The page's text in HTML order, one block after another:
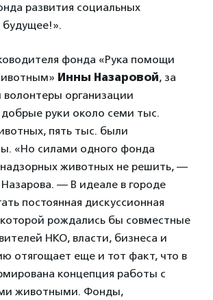
развития социальных
будущее!».
фонда «Рука помощи
Инны Назаровой, за
организации
руки около семи тыс.
пять тыс. были
«Но силами одного фонда
животных не решить, —
— В идеале в городе
постоянная дискуссионная
рождались бы совместные
НКО, власти, бизнеса и
отягощает еще и тот факт, что в
концепция работы с
животными. Фонды,